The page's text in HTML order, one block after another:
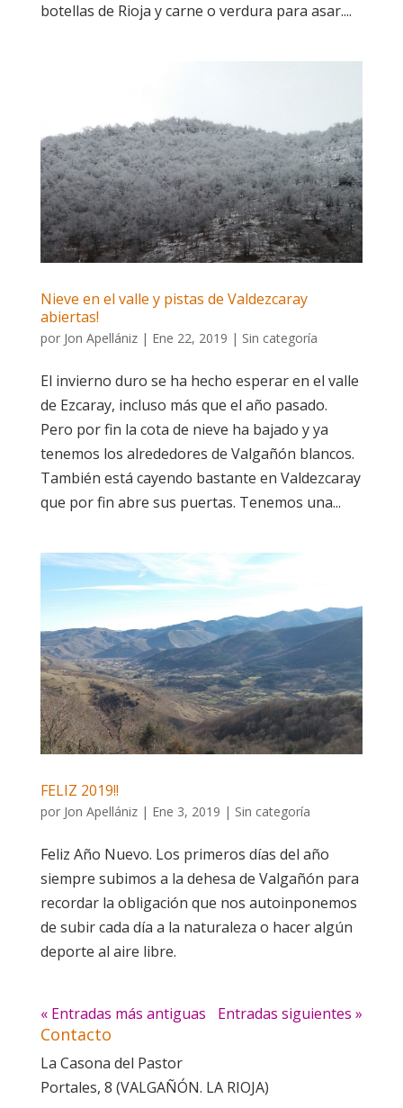
botellas de Rioja y carne o verdura para asar....
Nieve en el valle y pistas de Valdezcaray
abiertas!
por Jon Apellániz| Ene 22, 2019 | Sin categoría
El invierno duro se ha hecho esperar en el valle
de Ezcaray, incluso más que el año pasado.
Pero por fin la cota de nieve ha bajado y ya
tenemos los alrededores de Valgañón blancos.
También está cayendo bastante en Valdezcaray
que por fin abre sus puertas. Tenemos una...
FELIZ 2019!!
por Jon Apellániz| Ene 3, 2019 | Sin categoría
Feliz Año Nuevo. Los primeros días del año
siempre subimos a la dehesa de Valgañón para
recordar la obligación que nos autoinponemos
de subir cada día a la naturaleza o hacer algún
deporte al aire libre.
« Entradas más antiguas Entradas siguientes »
Contacto
La Casona del Pastor
Portales, 8 (VALGAÑÓN. LA RIOJA)